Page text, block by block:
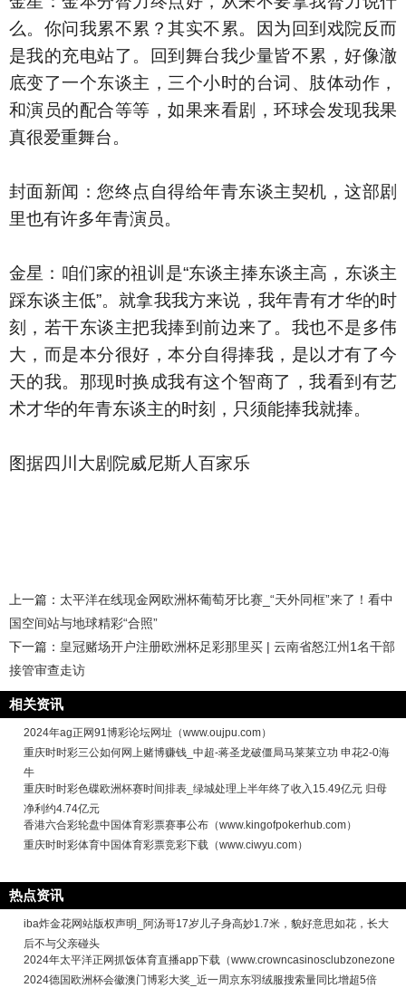
么。你问我累不累？其实不累。因为回到戏院反而
是我的充电站了。回到舞台我少量皆不累，好像澈
底变了一个东谈主，三个小时的台词、肢体动作，
和演员的配合等等，如果来看剧，环球会发现我果
真很爱重舞台。
封面新闻：您终点自得给年青东谈主契机，这部剧
里也有许多年青演员。
金星：咱们家的祖训是“东谈主捧东谈主高，东谈主
踩东谈主低”。就拿我我方来说，我年青有才华的时
刻，若干东谈主把我捧到前边来了。我也不是多伟
大，而是本分很好，本分自得捧我，是以才有了今
天的我。那现时换成我有这个智商了，我看到有艺
术才华的年青东谈主的时刻，只须能捧我就捧。
图据四川大剧院威尼斯人百家乐
上一篇： 太平洋在线现金网欧洲杯葡萄牙比赛_“天外同框”来了！看中
国空间站与地球精彩“合照”
下一篇： 皇冠赌场开户注册欧洲杯足彩那里买 | 云南省怒江州1名干部
接管审查走访
相关资讯
2024年ag正网91博彩论坛网址（www.oujpu.com）
重庆时时彩三公如何网上赌博赚钱_中超-蒋圣龙破僵局马莱莱立功 申花2-0海
牛
重庆时时彩色碟欧洲杯赛时间排表_绿城处理上半年终了收入15.49亿元 归母
净利约4.74亿元
香港六合彩轮盘中国体育彩票赛事公布（www.kingofpokerhub.com）
重庆时时彩体育中国体育彩票竞彩下载（www.ciwyu.com）
热点资讯
iba炸金花网站版权声明_阿汤哥17岁儿子身高妙1.7米，貌好意思如花，长大
后不与父亲碰头
2024年太平洋正网抓饭体育直播app下载（www.crowncasinosclubzonezone
2024德国欧洲杯会徽澳门博彩大奖_近一周京东羽绒服搜索量同比增超5倍